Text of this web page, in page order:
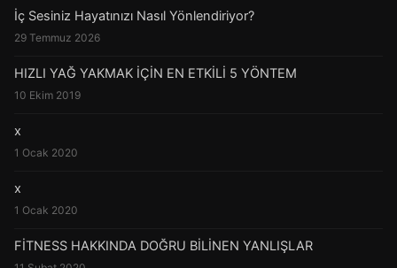
İç Sesiniz Hayatınızı Nasıl Yönlendiriyor?
29 Temmuz 2026
HIZLI YAĞ YAKMAK İÇİN EN ETKİLİ 5 YÖNTEM
10 Ekim 2019
x
1 Ocak 2020
x
1 Ocak 2020
FİTNESS HAKKINDA DOĞRU BİLİNEN YANLIŞLAR